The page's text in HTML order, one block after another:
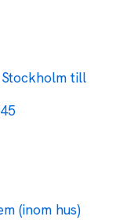
till
(inom hus)